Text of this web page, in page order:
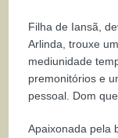
Filha de Iansã,
Arlinda, trouxe
mediunidade
premonitórios e
pessoal. Dom
Apaixonada pela